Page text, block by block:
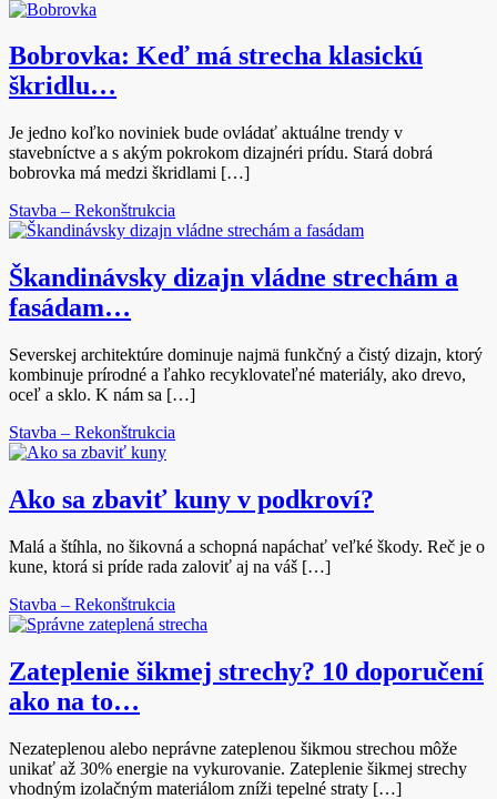
Bobrovka: Keď má strecha klasickú
škridlu…
Je jedno koľko noviniek bude ovládať aktuálne trendy v
stavebníctve a s akým pokrokom dizajnéri prídu. Stará dobrá
bobrovka má medzi škridlami […]
Stavba – Rekonštrukcia
Škandinávsky dizajn vládne strechám a
fasádam…
Severskej architektúre dominuje najmä funkčný a čistý dizajn, ktorý
kombinuje prírodné a ľahko recyklovateľné materiály, ako drevo,
oceľ a sklo. K nám sa […]
Stavba – Rekonštrukcia
Ako sa zbaviť kuny v podkroví?
Malá a štíhla, no šikovná a schopná napáchať veľké škody. Reč je o
kune, ktorá si príde rada zaloviť aj na váš […]
Stavba – Rekonštrukcia
Zateplenie šikmej strechy? 10 doporučení
ako na to…
Nezateplenou alebo neprávne zateplenou šikmou strechou môže
unikať až 30% energie na vykurovanie. Zateplenie šikmej strechy
vhodným izolačným materiálom zníži tepelné straty […]